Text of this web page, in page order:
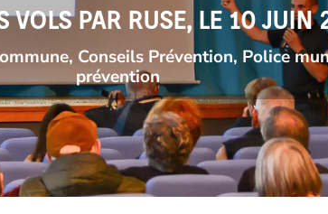
VOLS PAR RUSE, LE 10
, Conseils Prévention, Police
prévention